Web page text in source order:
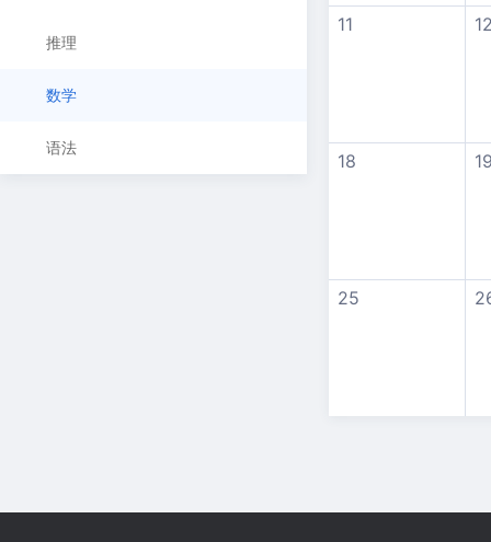
推理
数学
语法
11
18
25